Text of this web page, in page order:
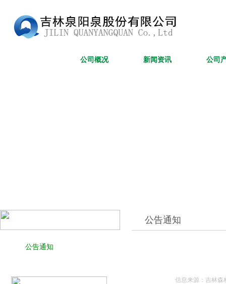
公司概况 新闻资讯 公司
公告通知
公告通知
信息来源：吉林